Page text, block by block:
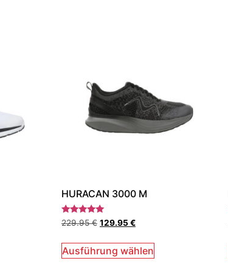
HURACAN 3000 M
Bewertet
mit
von 5
229.95€ 129.95€
Ausführung wählen